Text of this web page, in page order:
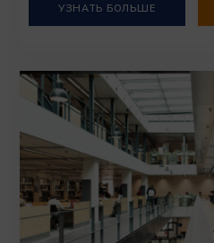
УЗНАТЬ БОЛЬШЕ